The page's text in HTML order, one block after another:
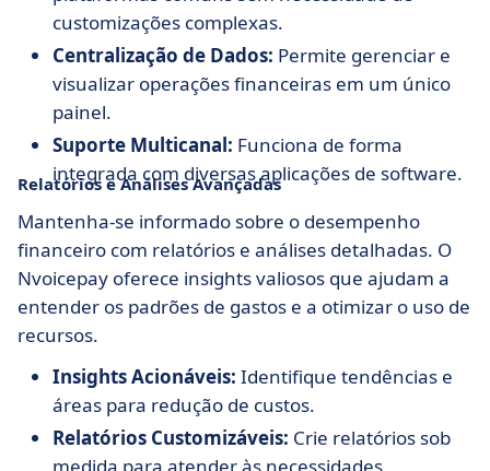
customizações complexas.
Centralização de Dados: Permite gerenciar e
visualizar operações financeiras em um único
painel.
Suporte Multicanal: Funciona de forma
integrada com diversas aplicações de software.
Relatórios e Análises Avançadas
Mantenha-se informado sobre o desempenho
financeiro com relatórios e análises detalhadas. O
Nvoicepay oferece insights valiosos que ajudam a
entender os padrões de gastos e a otimizar o uso de
recursos.
Insights Acionáveis: Identifique tendências e
áreas para redução de custos.
Relatórios Customizáveis: Crie relatórios sob